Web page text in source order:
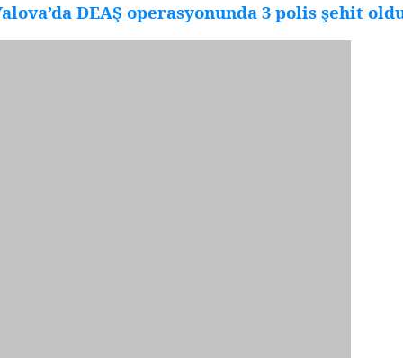
DEAŞ operasyonunda 3 polis şehit